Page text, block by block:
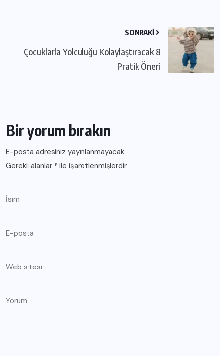
SONRAKI
Çocuklarla Yolculuğu Kolaylaştıracak 8
Pratik Öneri
Bir yorum bırakın
E-posta adresiniz yayınlanmayacak.
Gerekli alanlar * ile işaretlenmişlerdir